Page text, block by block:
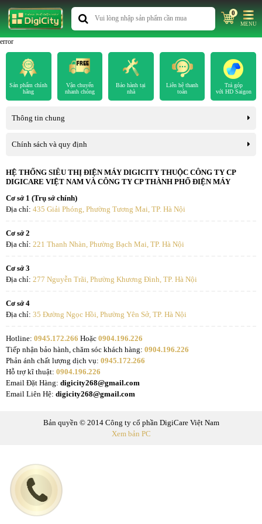
0
MENU
error
Sản phẩm chính
hãng
Vận chuyển
nhanh chóng
Bảo hành tại
nhà
Liên hệ thanh
toán
Trả góp
với HD Saigon
Thông tin chung
Chính sách và quy định
HỆ THỐNG SIÊU THỊ ĐIỆN MÁY DIGICITY THUỘC CÔNG TY CP
DIGICARE VIỆT NAM VÀ CÔNG TY CP THÀNH PHỐ ĐIỆN MÁY
Cơ sở 1 (Trụ sở chính)
Địa chỉ: 435 Giải Phóng, Phường Tương Mai, TP. Hà Nội
Cơ sở 2
Địa chỉ: 221 Thanh Nhàn, Phường Bạch Mai, TP. Hà Nội
Cơ sở 3
Địa chỉ: 277 Nguyễn Trãi, Phường Khương Đình, TP. Hà Nội
Cơ sở 4
Địa chỉ: 35 Đường Ngọc Hồi, Phường Yên Sở, TP. Hà Nội
Hotline: 0945.172.266 Hoặc 0904.196.226
Tiếp nhận bảo hành, chăm sóc khách hàng: 0904.196.226
Phản ánh chất lượng dịch vụ: 0945.172.266
Hỗ trợ kĩ thuật: 0904.196.226
Email Đặt Hàng: digicity268@gmail.com
Email Liên Hệ: digicity268@gmail.com
Bản quyền © 2014 Công ty cổ phần DigiCare Việt Nam
Xem bản PC